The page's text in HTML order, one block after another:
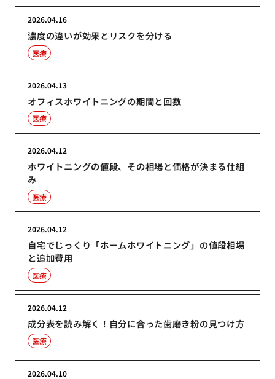
濃度の違いが効果とリスクを分ける
2026.04.16
医療
オフィスホワイトニングの期間と回数
2026.04.13
医療
ホワイトニングの値段、その相場と価格が決まる仕組
み
2026.04.12
医療
自宅でじっくり「ホームホワイトニング」の値段相場
と追加費用
2026.04.12
医療
成分表を読み解く！自分に合った歯磨き粉の見つけ方
2026.04.12
医療
2026.04.10